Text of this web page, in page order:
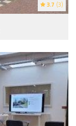
3.7 (3)